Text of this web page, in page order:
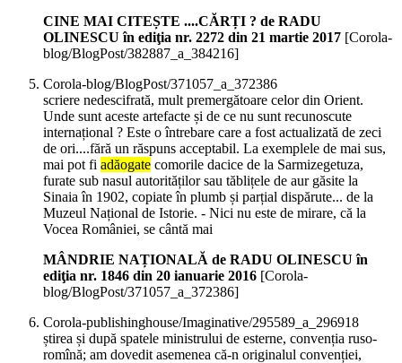
CINE MAI CITEȘTE ....CĂRȚI ? de RADU
OLINESCU în ediţia nr. 2272 din 21 martie 2017 [Corola-
blog/BlogPost/382887_a_384216]
Corola-blog/BlogPost/371057_a_372386
scriere nedescifrată, mult premergătoare celor din Orient.
Unde sunt aceste artefacte și de ce nu sunt recunoscute
internațional ? Este o întrebare care a fost actualizată de zeci
de ori....fără un răspuns acceptabil. La exemplele de mai sus,
mai pot fi adăogate comorile dacice de la Sarmizegetuza,
furate sub nasul autorităților sau tăblițele de aur găsite la
Sinaia în 1902, copiate în plumb și parțial dispărute... de la
Muzeul Național de Istorie. - Nici nu este de mirare, că la
Vocea României, se cântă mai
MÂNDRIE NAȚIONALĂ de RADU OLINESCU în
ediţia nr. 1846 din 20 ianuarie 2016 [Corola-
blog/BlogPost/371057_a_372386]
Corola-publishinghouse/Imaginative/295589_a_296918
știrea și după spatele ministrului de esterne, convenția ruso-
romînă; am dovedit asemenea că-n originalul convenției,